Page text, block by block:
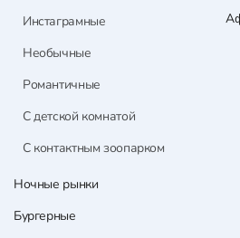
Инстаграмные
Необычные
Романтичные
С детской комнатой
С контактным зоопарком
Ночные рынки
Бургерные